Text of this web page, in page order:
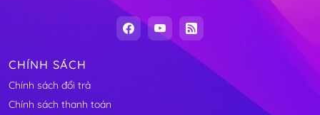
CHÍNH SÁCH
Chính sách đổi trả
Chính sách thanh toán